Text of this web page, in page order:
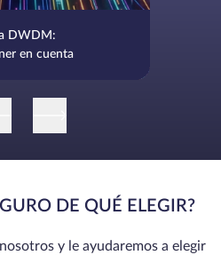
DWDM:
en cuenta
DE QUÉ ELEGIR?
y le ayudaremos a elegir